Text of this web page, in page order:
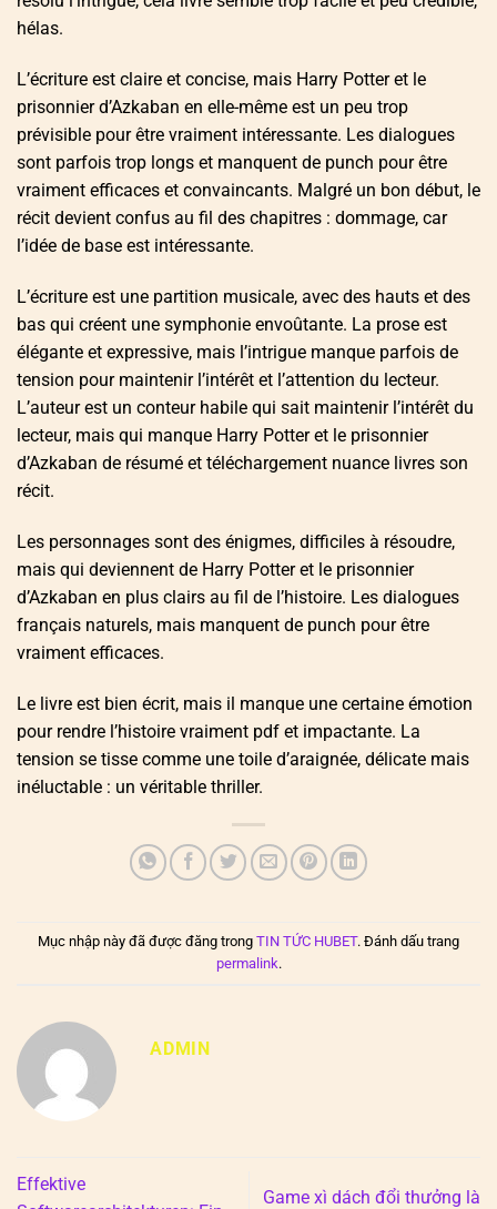
hélas.
L’écriture est claire et concise, mais Harry Potter et le
prisonnier d’Azkaban en elle-même est un peu trop
prévisible pour être vraiment intéressante. Les dialogues
sont parfois trop longs et manquent de punch pour être
vraiment efficaces et convaincants. Malgré un bon début, le
récit devient confus au fil des chapitres : dommage, car
l’idée de base est intéressante.
L’écriture est une partition musicale, avec des hauts et des
bas qui créent une symphonie envoûtante. La prose est
élégante et expressive, mais l’intrigue manque parfois de
tension pour maintenir l’intérêt et l’attention du lecteur.
L’auteur est un conteur habile qui sait maintenir l’intérêt du
lecteur, mais qui manque Harry Potter et le prisonnier
d’Azkaban de résumé et téléchargement nuance livres son
récit.
Les personnages sont des énigmes, difficiles à résoudre,
mais qui deviennent de Harry Potter et le prisonnier
d’Azkaban en plus clairs au fil de l’histoire. Les dialogues
français naturels, mais manquent de punch pour être
vraiment efficaces.
Le livre est bien écrit, mais il manque une certaine émotion
pour rendre l’histoire vraiment pdf et impactante. La
tension se tisse comme une toile d’araignée, délicate mais
inéluctable : un véritable thriller.
Mục nhập này đã được đăng trong TIN TỨC HUBET. Đánh dấu trang
permalink.
ADMIN
Effektive
Game xì dách đổi thưởng là